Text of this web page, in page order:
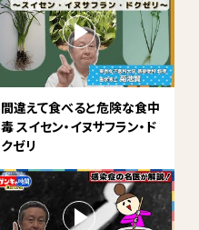
間違えて食べると危険な食中
毒 スイセン・イヌサフラン・ド
クゼリ